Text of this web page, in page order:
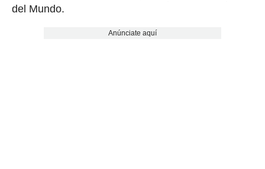
del Mundo.
Anúnciate aquí